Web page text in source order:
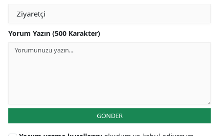
Yorum Yazın (500 Karakter)
GÖNDER